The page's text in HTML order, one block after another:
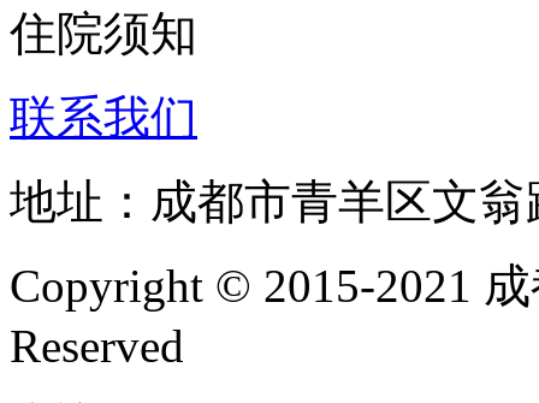
住院须知
联系我们
地址：成都市青羊区文
Copyright © 2015-2021
Reserved